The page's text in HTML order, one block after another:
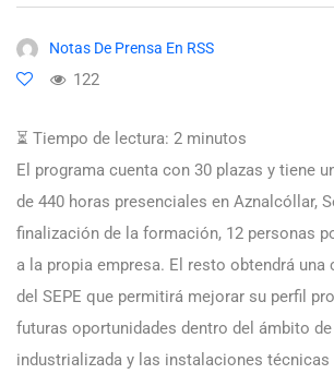
Notas De Prensa En RSS
122
⏳ Tiempo de lectura: 2 minutos
El programa cuenta con 30 plazas y tiene
de 440 horas presenciales en Aznalcóllar,
finalización de la formación, 12 personas
a la propia empresa. El resto obtendrá una
del SEPE que permitirá mejorar su perfil
futuras oportunidades dentro del ámbito
industrializada y las instalaciones técnicas